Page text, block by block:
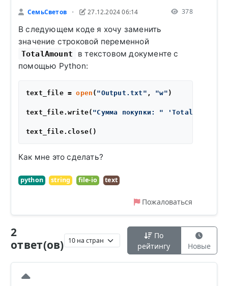
СемьСветов • 27.12.2024 06:14 378
В следующем коде я хочу заменить
значение строковой переменной
TotalAmount
в текстовом документе с
помощью Python:
text_file = open ( "Output.txt" , "w" )
text_file.write( "Сумма покупки: " 'TotalAmount'
Как мне это сделать?
python string file-io text
Пожаловаться
2
ответ(ов)
По
рейтингу
Новые